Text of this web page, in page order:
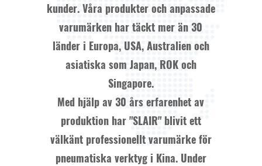
kunder. Våra produkter och anpassade
varumärken har täckt mer än 30
länder i Europa, USA, Australien och
asiatiska som Japan, ROK och
Singapore.
Med hjälp av 30 års erfarenhet av
produktion har "SLAIR" blivit ett
välkänt professionellt varumärke för
pneumatiska verktyg i Kina. Under